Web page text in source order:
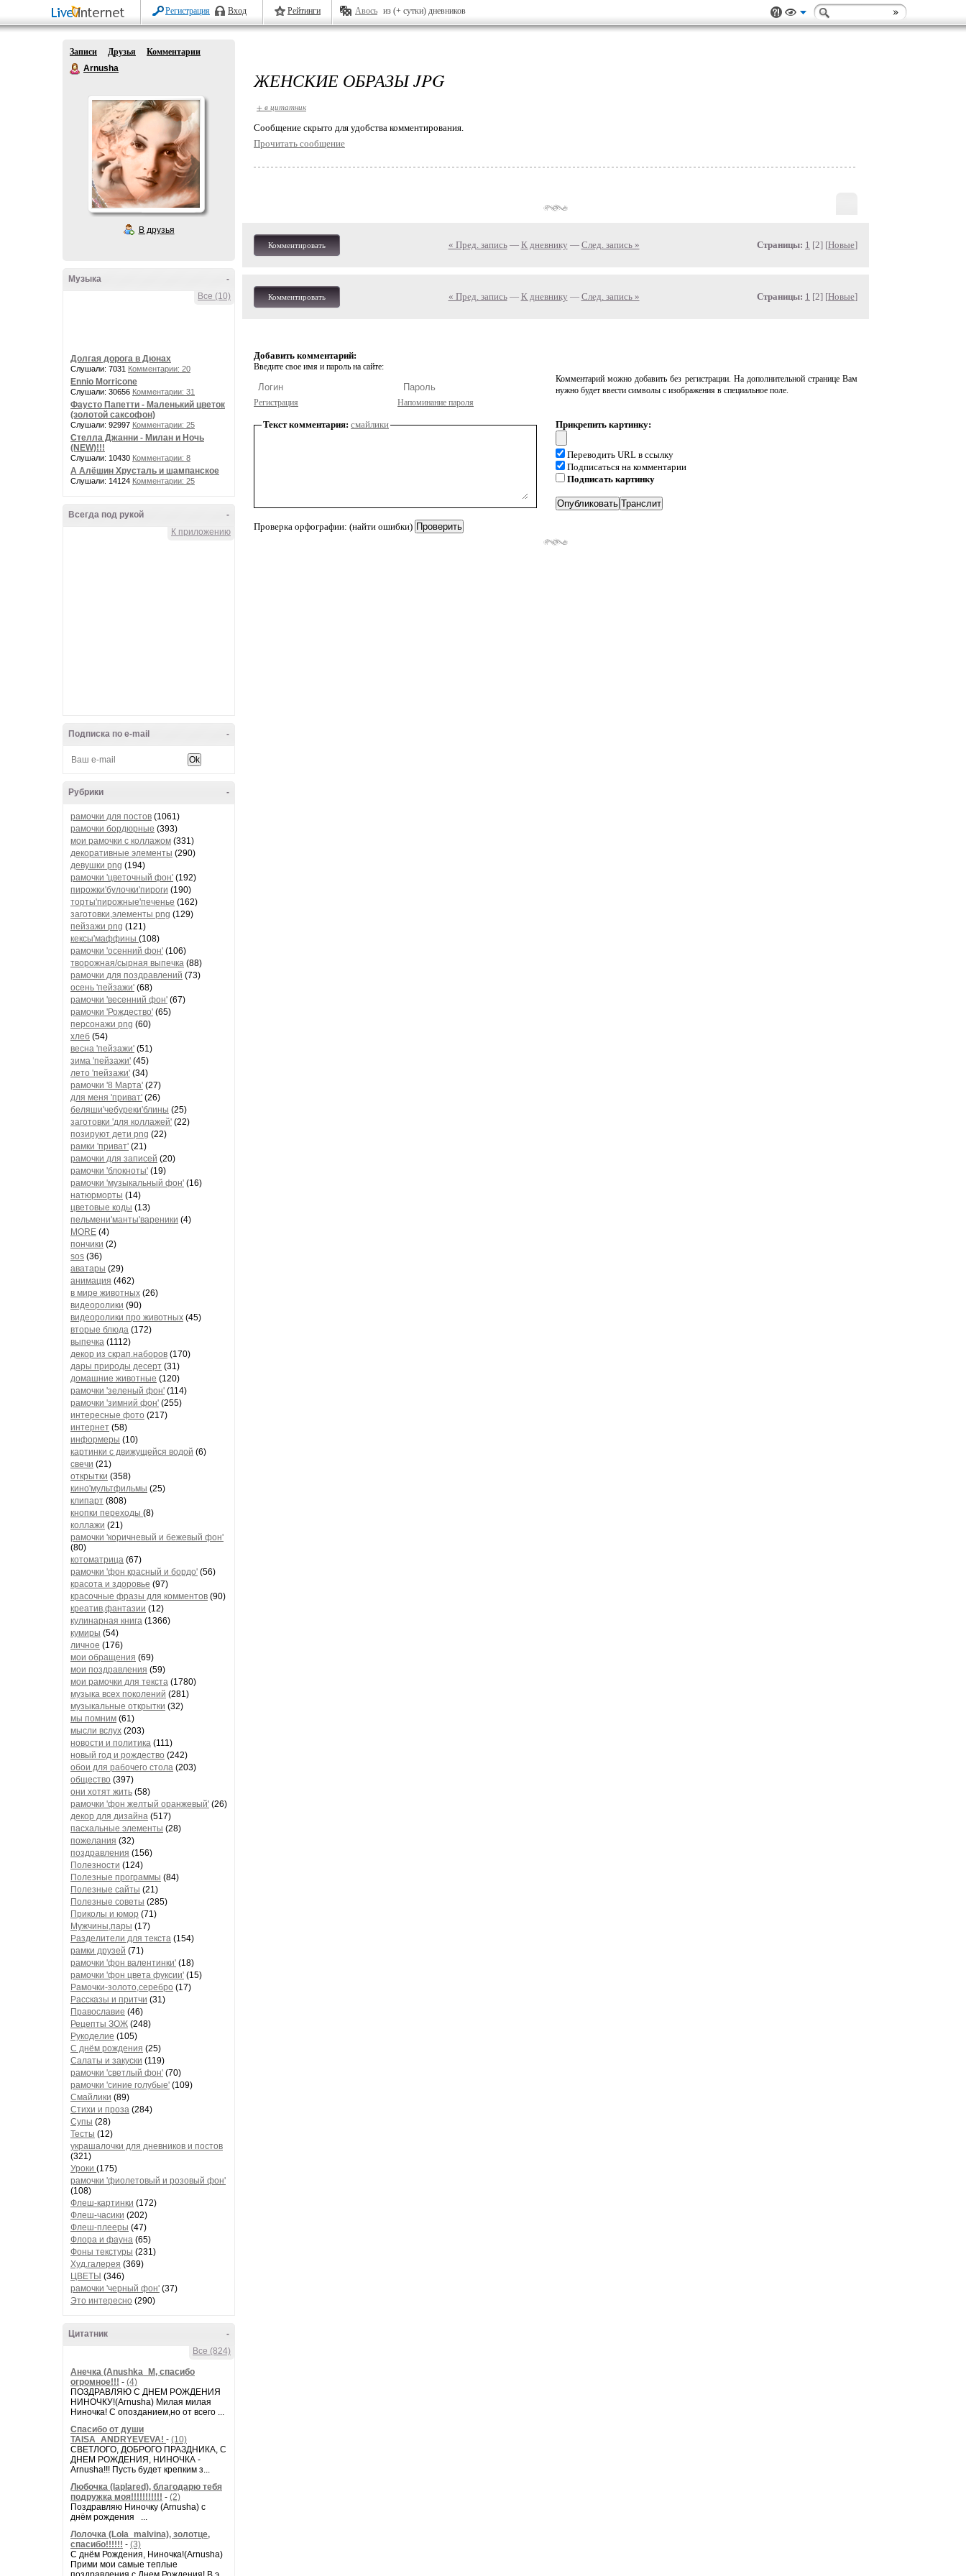
Регистрация Вход Рейтинги Авось из (+ сутки) дневников
Записи Друзья
Комментарии
Arnusha
В друзья
-
Музыка
Все (10)
Долгая дорога в Дюнах
Слушали: 7031 Комментарии: 20
Ennio Morricone
Слушали: 30656 Комментарии: 31
Фаусто Папетти - Маленький цветок
(золотой саксофон)
Слушали: 92997 Комментарии: 25
Стелла Джанни - Милан и Ночь
(NEW)!!!
Слушали: 10430 Комментарии: 8
А Алёшин Хрусталь и шампанское
Слушали: 14124 Комментарии: 25
-
Всегда под рукой
К приложению
-
Подписка по e-mail
-
Рубрики
рамочки для постов (1061)
рамочки бордюрные (393)
мои рамочки с коллажом (331)
декоративные элементы (290)
девушки png (194)
рамочки 'цветочный фон' (192)
пирожки'булочки'пироги (190)
торты'пирожные'печенье (162)
заготовки,элементы png (129)
пейзажи png (121)
кексы'маффины (108)
рамочки 'осенний фон' (106)
творожная/сырная выпечка (88)
рамочки для поздравлений (73)
осень 'пейзажи' (68)
рамочки 'весенний фон' (67)
рамочки 'Рождество' (65)
персонажи png (60)
хлеб (54)
весна 'пейзажи' (51)
зима 'пейзажи' (45)
лето 'пейзажи' (34)
рамочки '8 Марта' (27)
для меня 'приват' (26)
беляши'чебуреки'блины (25)
заготовки 'для коллажей' (22)
позируют дети png (22)
рамки 'приват' (21)
рамочки для записей (20)
рамочки 'блокноты' (19)
рамочки 'музыкальный фон' (16)
натюрморты (14)
цветовые коды (13)
пельмени'манты'вареники (4)
MORE (4)
пончики (2)
sos (36)
аватары (29)
анимация (462)
в мире животных (26)
видеоролики (90)
видеоролики про животных (45)
вторые блюда (172)
выпечка (1112)
декор из скрап.наборов (170)
дары природы десерт (31)
домашние животные (120)
рамочки 'зеленый фон' (114)
рамочки 'зимний фон' (255)
интересные фото (217)
интернет (58)
информеры (10)
картинки с движущейся водой (6)
свечи (21)
открытки (358)
кино'мультфильмы (25)
клипарт (808)
кнопки переходы (8)
коллажи (21)
рамочки 'коричневый и бежевый фон'
(80)
котоматрица (67)
рамочки 'фон красный и бордо' (56)
красота и здоровье (97)
красочные фразы для комментов (90)
креатив,фантазии (12)
кулинарная книга (1366)
кумиры (54)
личное (176)
мои обращения (69)
мои поздравления (59)
мои рамочки для текста (1780)
музыка всех поколений (281)
музыкальные открытки (32)
мы помним (61)
мысли вслух (203)
новости и политика (111)
новый год и рождество (242)
обои для рабочего стола (203)
общество (397)
они хотят жить (58)
рамочки 'фон желтый оранжевый' (26)
декор для дизайна (517)
пасхальные элементы (28)
пожелания (32)
поздравления (156)
Полезности (124)
Полезные программы (84)
Полезные сайты (21)
Полезные советы (285)
Приколы и юмор (71)
Мужчины,пары (17)
Разделители для текста (154)
рамки друзей (71)
рамочки 'фон валентинки' (18)
рамочки 'фон цвета фуксии' (15)
Рамочки-золото,серебро (17)
Рассказы и притчи (31)
Православие (46)
Рецепты ЗОЖ (248)
Рукоделие (105)
С днём рождения (25)
Салаты и закуски (119)
рамочки 'светлый фон' (70)
рамочки 'синие голубые' (109)
Смайлики (89)
Стихи и проза (284)
Супы (28)
Тесты (12)
украшалочки для дневников и постов
(321)
Уроки (175)
рамочки 'фиолетовый и розовый фон'
(108)
Флеш-картинки (172)
Флеш-часики (202)
Флеш-плееры (47)
Флора и фауна (65)
Фоны текстуры (231)
Худ.галерея (369)
ЦВЕТЫ (346)
рамочки 'черный фон' (37)
Это интересно (290)
-
Цитатник
Все (824)
Анечка (Anushka_M, спасибо
огромное!!! - (4)
ПОЗДРАВЛЯЮ С ДНЕМ РОЖДЕНИЯ
НИНОЧКУ!(Arnusha) Милая милая
Ниночка! С опозданием,но от всего ...
Спасибо от души
TAISA_ANDRYEVEVA! - (10)
СВЕТЛОГО, ДОБРОГО ПРАЗДНИКА, С
ДНЕМ РОЖДЕНИЯ, НИНОЧКА -
Arnusha!!! Пусть будет крепким з...
Любочка (laplared), благодарю тебя
подружка моя!!!!!!!!!!! - (2)
Поздравляю Ниночку (Arnusha) с
днём рождения ...
Лолочка (Lola_malvina), золотце,
спасибо!!!!!! - (3)
С днём Рождения, Ниночка!(Аrnusha)
Прими мои самые теплые
ЖЕНСКИЕ ОБРАЗЫ JPG
+ в цитатник
Cообщение скрыто для удобства комментирования.
Прочитать сообщение
Комментировать « Пред. запись— К дневнику — След. запись » Страницы: 1 [2] [Новые]
Комментировать « Пред. запись— К дневнику — След. запись » Страницы: 1 [2] [Новые]
Добавить комментарий:
Введите свое имя и пароль на сайте:
Регистрация Напоминание пароля
Комментарий можно добавить без регистрации. На дополнительной странице Вам
нужно будет ввести символы с изображения в специальное поле.
Текст комментария: смайлики
Проверка орфографии: (найти ошибки)
Прикрепить картинку:
Переводить URL в ссылку
Подписаться на комментарии
Подписать картинку